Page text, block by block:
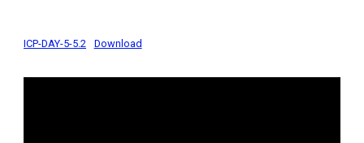
ICP-DAY-5-5.2 Download